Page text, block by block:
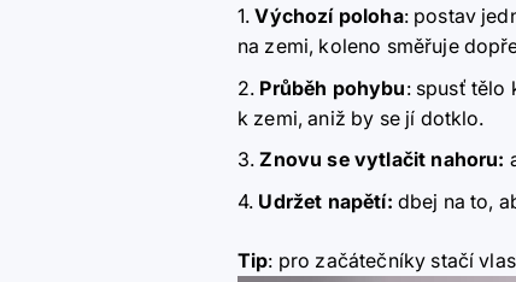
Výchozí poloha: postav
na zemi, koleno směřuje
Průběh pohybu: spusť tělo
k zemi, aniž by se jí dotklo.
Znovu se vytlačit nahoru:
Udržet napětí: dbej na to,
Tip: pro začátečníky stačí